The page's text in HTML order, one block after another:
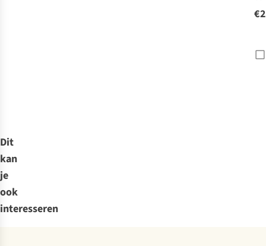
Dit
kan
je
ook
interesseren